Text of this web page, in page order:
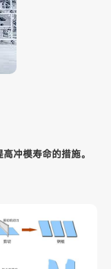
冲模寿命的措施。